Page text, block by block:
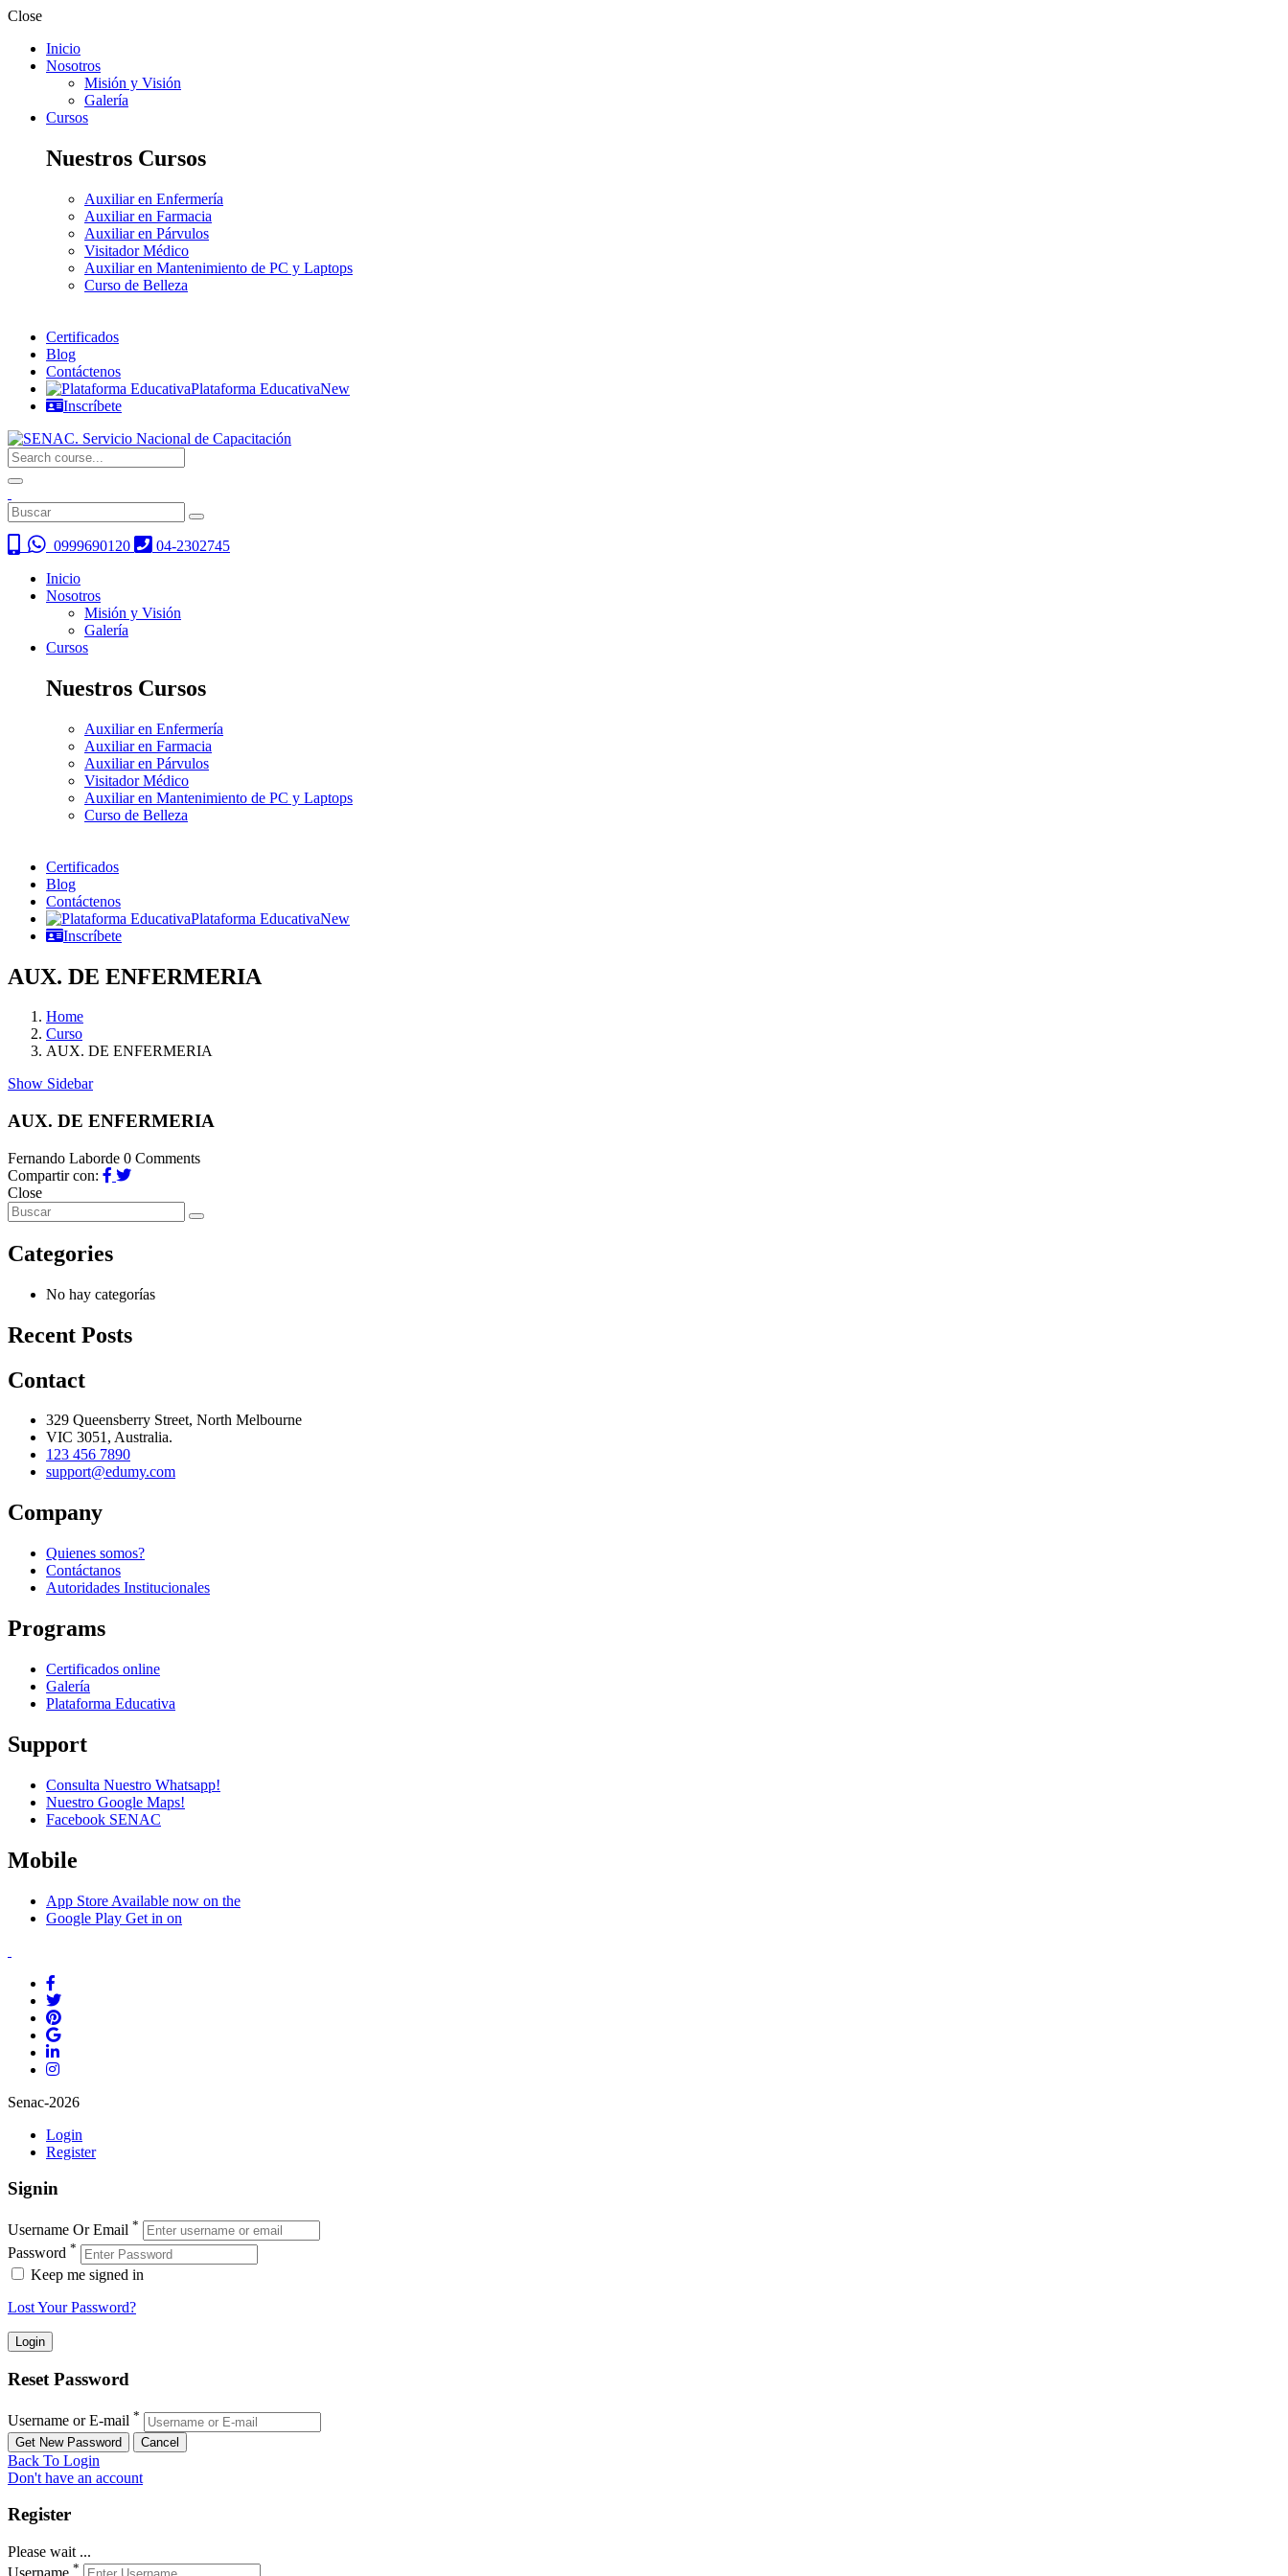
Close
Inicio
Nosotros
Misión y Visión
Galería
Cursos
Nuestros Cursos
Auxiliar en Enfermería
Auxiliar en Farmacia
Auxiliar en Párvulos
Visitador Médico
Auxiliar en Mantenimiento de PC y Laptops
Curso de Belleza
Certificados
Blog
Contáctenos
Plataforma EducativaNew
Inscríbete
0999690120
04-2302745
Inicio
Nosotros
Misión y Visión
Galería
Cursos
Nuestros Cursos
Auxiliar en Enfermería
Auxiliar en Farmacia
Auxiliar en Párvulos
Visitador Médico
Auxiliar en Mantenimiento de PC y Laptops
Curso de Belleza
Certificados
Blog
Contáctenos
Plataforma EducativaNew
Inscríbete
AUX. DE ENFERMERIA
Home
Curso
AUX. DE ENFERMERIA
Show Sidebar
AUX. DE ENFERMERIA
Fernando Laborde 0 Comments
Compartir con:
Close
Categories
No hay categorías
Recent Posts
Contact
329 Queensberry Street, North Melbourne
VIC 3051, Australia.
123 456 7890
support@edumy.com
Company
Quienes somos?
Contáctanos
Autoridades Institucionales
Programs
Certificados online
Galería
Plataforma Educativa
Support
Consulta Nuestro Whatsapp!
Nuestro Google Maps!
Facebook SENAC
Mobile
App Store Available now on the
Google Play Get in on
Senac-2026
Login
Register
Signin
Username Or Email *
Password *
Keep me signed in
Lost Your Password?
Reset Password
Username or E-mail *
Back To Login
Don't have an account
Register
Please wait ...
*